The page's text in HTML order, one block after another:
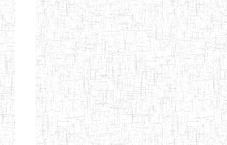
Chercher:
Effacer les filtres
Denomination
Type